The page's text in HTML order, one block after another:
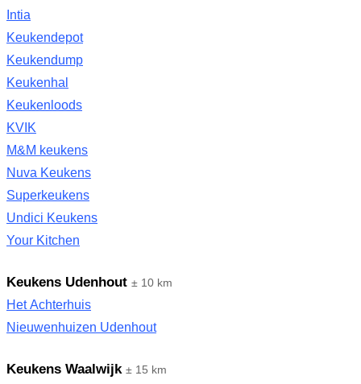
Intia
Keukendepot
Keukendump
Keukenhal
Keukenloods
KVIK
M&M keukens
Nuva Keukens
Superkeukens
Undici Keukens
Your Kitchen
Keukens Udenhout ± 10 km
Het Achterhuis
Nieuwenhuizen Udenhout
Keukens Waalwijk ± 15 km